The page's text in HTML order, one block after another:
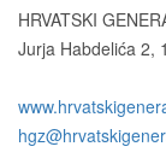
HRVATSKI
Jurja Habdelića 2,